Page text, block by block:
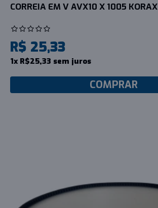
CORREIA EM V AVX10 X 1005 KORAX
R$ 25,33
1x R$25,33 sem juros
COMPRAR